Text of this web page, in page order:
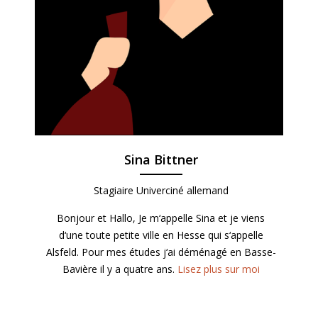
Sina Bittner
Stagiaire Univerciné allemand
Bonjour et Hallo, Je m‘appelle Sina et je viens
d‘une toute petite ville en Hesse qui s‘appelle
Alsfeld. Pour mes études j‘ai déménagé en Basse-
Bavière il y a quatre ans. Lisez plus sur moi